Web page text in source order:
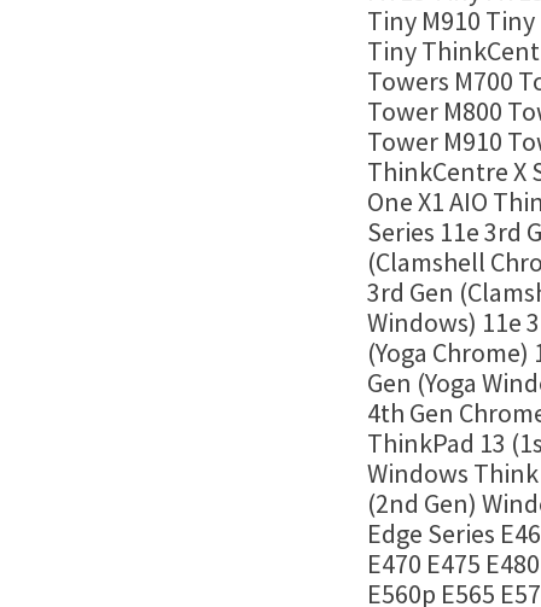
Tiny M910 Tiny
Tiny
Towers M700
Tower M800
Tower M910
ThinkCentre X
One X1 AIO
Series 11e 3rd
(Clamshell
3rd Gen
Windows) 11e
(Yoga Chrome)
Gen (Yoga
4th Gen
ThinkPad 13
Windows
(2nd Gen)
Edge Series
E470 E475
E560p E565